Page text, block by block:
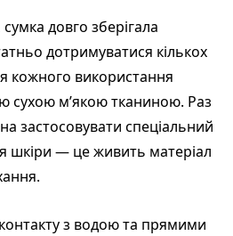
довго зберігала
дотримуватися кількох
кожного використання
сухою м’якою тканиною. Раз
застосовувати спеціальний
шкіри — це живить матеріал
з водою та прямими